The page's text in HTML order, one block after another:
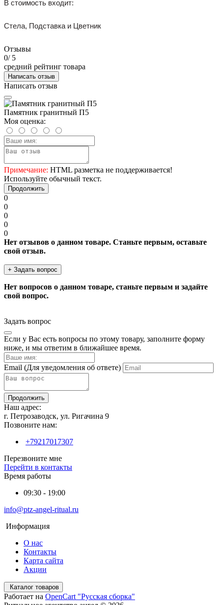
В стоимость входит:
Стела, Подставка и Цветник
Отзывы
0/ 5
средний рейтинг товара
Написать отзыв
Написать отзыв
Памятник гранитный П5
Моя оценка:
Примечание: HTML разметка не поддерживается!
Используйте обычный текст.
Продолжить
0
0
0
0
0
Нет отзывов о данном товаре. Станьте первым, оставьте
свой отзыв.
+ Задать вопрос
Нет вопросов о данном товаре, станьте первым и задайте
свой вопрос.
Задать вопрос
Если у Вас есть вопросы по этому товару, заполните форму
ниже, и мы ответим в ближайшее время.
Email (Для уведомления об ответе)
Продолжить
Наш адрес:
г. Петрозаводск, ул. Ригачина 9
Позвоните нам:
+79217017307
Перезвоните мне
Перейти в контакты
Время работы
09:30 - 19:00
info@ptz-angel-ritual.ru
Информация
О нас
Контакты
Карта сайта
Акции
Каталог товаров
Работает на OpenCart "Русская сборка"